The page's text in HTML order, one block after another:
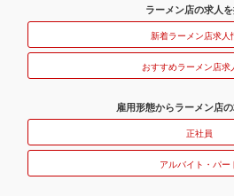
ラーメン店の求人
新着ラーメン店求人
おすすめラーメン店求
雇用形態からラーメン店
正社員
アルバイト・パー